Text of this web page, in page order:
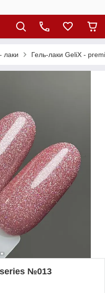
лаки Гель-лаки GeliX -
series №013